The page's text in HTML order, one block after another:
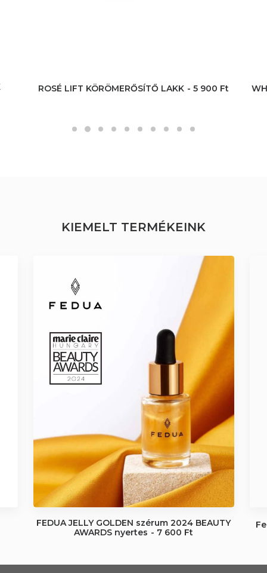
WHITE LIFT KÖRÖMERŐSÍTŐ LAKK 5 900 Ft
KIEMELT TERMÉKEINK
Fedua nappali kézkrém karamell 6 500 Ft